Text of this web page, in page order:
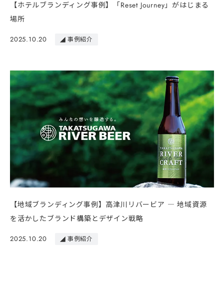
【ホテルブランディング事例】「Reset Journey」がはじまる
場所
2025.10.20 事例紹介
【地域ブランディング事例】高津川リバービア ― 地域資源
を活かしたブランド構築とデザイン戦略
2025.10.20 事例紹介